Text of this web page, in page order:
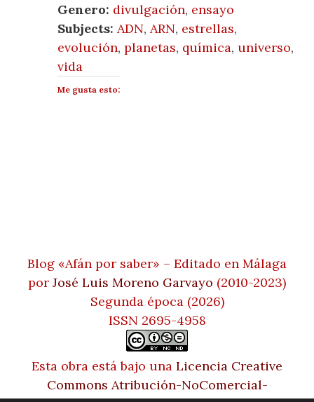
Genero: divulgación, ensayo
Subjects: ADN,ARN, estrellas,
evolución,planetas, química,universo,
vida
Me gusta esto:
Blog «Afán por saber» – Editado en Málaga
por José Luis Moreno Garvayo (2010-2023)
Segunda época (2026)
ISSN 2695-4958
Esta obra está bajo una Licencia Creative
Commons Atribución-NoComercial-